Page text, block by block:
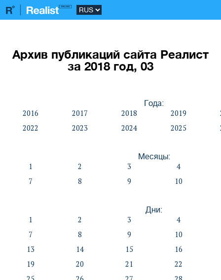
Архив публикаций сайта Реалист
за 2018 год, 03
Года:
2016 2017 2018 2019
2022
2023 2024 2025
Месяцы:
1 2 3
4
7
8 9 10
Дни:
1 2 3
4
7
8 9
10
13
14 15
16
19
20 21
22